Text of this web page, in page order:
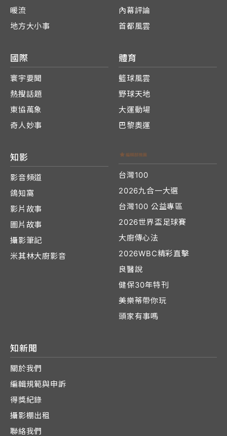
暖流
地方大小事
內幕評論
首都風雲
國際
寰宇要聞
熱搜話題
東協萬象
奇人妙事
體育
籃球風雲
野球天地
大運動場
巴黎奧運
知影
影音頻道
鴿知窩
影片故事
圖片故事
攝影筆記
米其林大廚影音
台灣100
2026九合一大選
台灣100 公益專區
2026世界盃足球賽
大廚傳心法
2026WBC精彩直擊
良醫說
健保30年特刊
美樂蒂帶你玩
頭家有事嗎
知新聞
關於我們
編輯規範與申訴
得獎紀錄
攝影棚出租
聯絡我們